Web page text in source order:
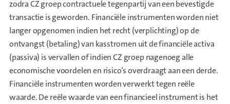
zodra CZ groep contractuele tegenpartij van een bevestigde
transactie is geworden. Financiële instrumenten worden niet
langer opgenomen indien het recht (verplichting) op de
ontvangst (betaling) van kasstromen uit de financiële activa
(passiva) is vervallen of indien CZ groep nagenoeg alle
economische voordelen en risico’s overdraagt aan een derde.
Financiële instrumenten worden verwerkt tegen reële
waarde. De reële waarde van een financieel instrument is het